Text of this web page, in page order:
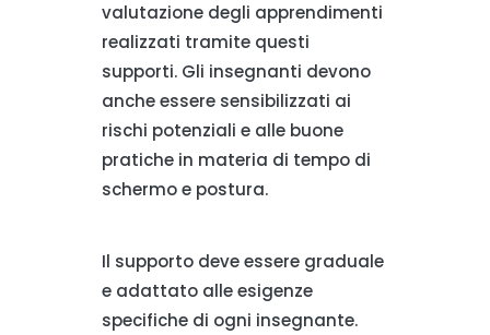
valutazione degli apprendimenti
realizzati tramite questi
supporti. Gli insegnanti devono
anche essere sensibilizzati ai
rischi potenziali e alle buone
pratiche in materia di tempo di
schermo e postura.
Il supporto deve essere graduale
e adattato alle esigenze
specifiche di ogni insegnante.